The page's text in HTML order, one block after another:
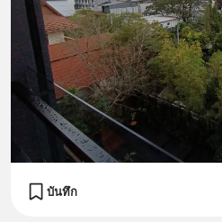
บันทึก